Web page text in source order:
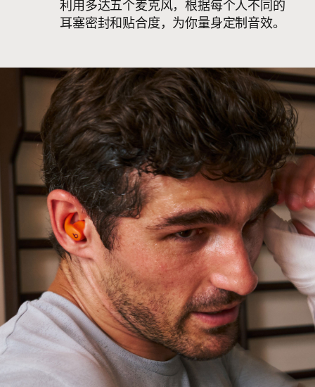
利用多达五个麦克风，根据每个人不同的
耳塞密封和贴合度，为你量身定制音效。